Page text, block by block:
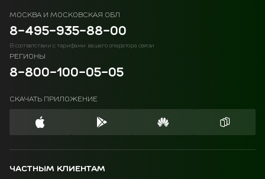
МОСКВА И МОСКОВСКАЯ ОБЛ
8-495-935-88-00
В соответствии с тарифами вашего оператора связи
РЕГИОНЫ
8-800-100-05-05
СКАЧАТЬ ПРИЛОЖЕНИЕ
ЧАСТНЫМ КЛИЕНТАМ